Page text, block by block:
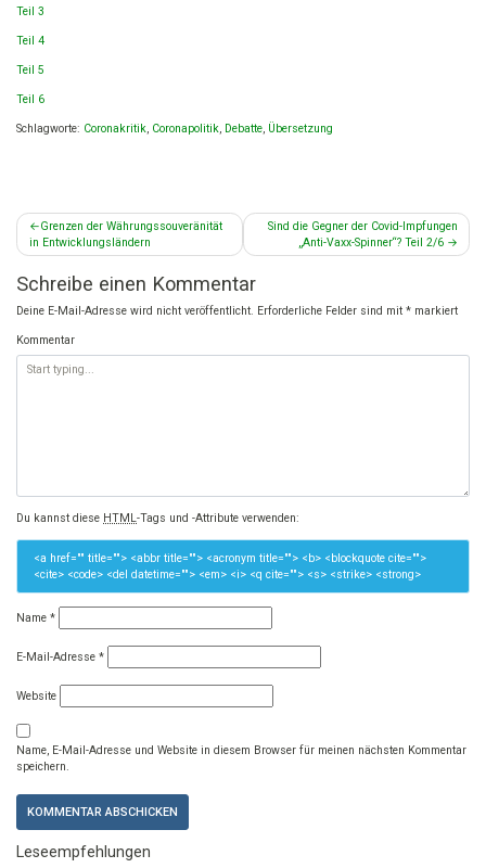
Teil 3
Teil 4
Teil 5
Teil 6
Schlagworte: Coronakritik, Coronapolitik, Debatte, Übersetzung
Beitragsnavigation
Grenzen der Währungssouveränität
in Entwicklungsländern
Sind die Gegner der Covid-Impfungen
„Anti-Vaxx-Spinner“? Teil 2/6
Schreibe einen Kommentar
Deine E-Mail-Adresse wird nicht veröffentlicht. Erforderliche Felder sind mit * markiert
Kommentar
Du kannst diese HTML-Tags und -Attribute verwenden:
<a href="" title=""> <abbr title=""> <acronym title=""> <b> <blockquote cite="">
<cite> <code> <del datetime=""> <em> <i> <q cite=""> <s> <strike> <strong>
Name *
E-Mail-Adresse *
Website
Name, E-Mail-Adresse und Website in diesem Browser für meinen nächsten Kommentar
speichern.
Leseempfehlungen